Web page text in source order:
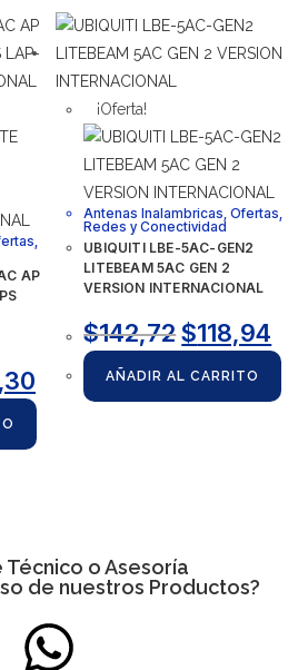
AP
¡Oferta!
Antenas Inalambricas ,Ofertas
Redes y Conectividad
UBIQUITI LBE-5AC-GEN2
LITEBEAM 5AC GEN 2
VERSION INTERNACIONAL
$142,72 $118,94
AÑADIR AL CARRITO
o Asesoría
de nuestros Productos?